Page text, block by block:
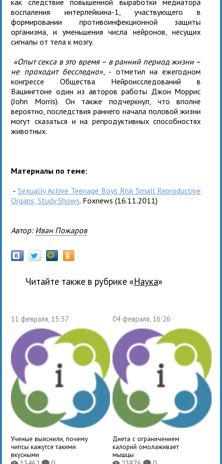
воспаления интерлейкина-1, участвующего в
формировании противоинфекционной защиты
организма, и уменьшения числа нейронов, несущих
сигналы от тела к мозгу.
«Опыт секса в это время – в ранний период жизни –
не проходит бесследно» , - отметил на ежегодном
конгрессе Общества Нейроисследований в
Вашингтоне один из авторов работы Джон Моррис
(John Morris). Он также подчеркнул, что вполне
вероятно, последствия раннего начала половой жизни
могут сказаться и на репродуктивных способностях
животных.
Материалы по теме:
-Sexually Active Teenage Boys Risk Small Reproductive
Organs, Study Shows. Foxnews (16.11.2011)
Автор: Иван Пожаров
Читайте также в рубрике « наука»
11 февраля, 15:37
Ученые выяснили, почему
чипсы кажутся такими
вкусными
04 февраля, 16:26
Диета с ограничением
калорий омолаживает
мышцы